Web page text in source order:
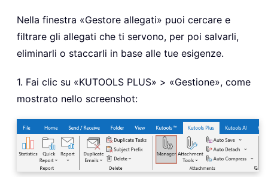
Nella finestra «Gestore allegati» puoi cercare e
filtrare gli allegati che ti servono, per poi salvarli,
eliminarli o staccarli in base alle tue esigenze.
1. Fai clic su «KUTOOLS PLUS» > «Gestione», come
mostrato nello screenshot: